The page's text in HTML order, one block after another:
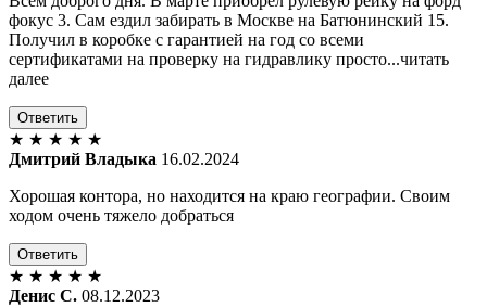
фокус 3. Сам ездил забирать в Москве на Батюнинский 15.
Получил в коробке с гарантией на год со всеми
сертификатами на проверку на гидравлику просто...читать
далее
Ответить
★ ★ ★ ★ ★
Дмитрий Владыка 16.02.2024
Хорошая контора, но находится на краю географии. Своим
ходом очень тяжело добраться
Ответить
★ ★ ★ ★ ★
Денис С. 08.12.2023